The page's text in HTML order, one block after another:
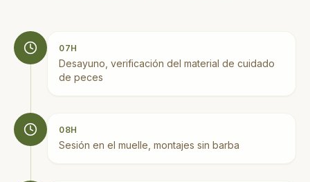
07H
Desayuno, verificación del material de cuidado
de peces
08H
Sesión en el muelle, montajes sin barba